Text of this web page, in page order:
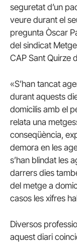
seguretat d’un
veure durant el
pregunta Òscar
del sindicat
CAP Sant Quirze
«S’han tancat
durant aquests
domicilis amb el
relata una
conseqüència,
demora en les
s’han blindat les
darrers dies
del metge a
casos les xifres
Diversos
aquest diari